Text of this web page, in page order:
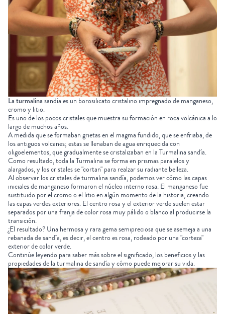
La turmalina sandía es un borosilicato cristalino impregnado de manganeso,
cromo y litio.
Es uno de los pocos cristales que muestra su formación en roca volcánica a lo
largo de muchos años.
A medida que se formaban grietas en el magma fundido, que se enfriaba, de
los antiguos volcanes; estas se llenaban de agua enriquecida con
oligoelementos, que gradualmente se cristalizaban en la Turmalina sandía.
Como resultado, toda la Turmalina se forma en prismas paralelos y
alargados, y los cristales se "cortan" para realzar su radiante belleza.
Al observar los cristales de turmalina sandía, podemos ver cómo las capas
iniciales de manganeso formaron el núcleo interno rosa. El manganeso fue
sustituido por el cromo o el litio en algún momento de la historia, creando
las capas verdes exteriores. El centro rosa y el exterior verde suelen estar
separados por una franja de color rosa muy pálido o blanco al producirse la
transición.
¿El resultado? Una hermosa y rara gema semipreciosa que se asemeja a una
rebanada de sandía, es decir, el centro es rosa, rodeado por una "corteza"
exterior de color verde.
Continúe leyendo para saber más sobre el significado, los beneficios y las
propiedades de la turmalina de sandía y cómo puede mejorar su vida.